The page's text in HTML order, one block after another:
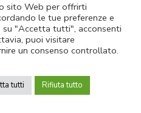
sito Web per offrirti
le tue preferenze e
"Accetta tutti", acconsenti
puoi visitare
un consenso controllato.
tutti Rifiuta tutto